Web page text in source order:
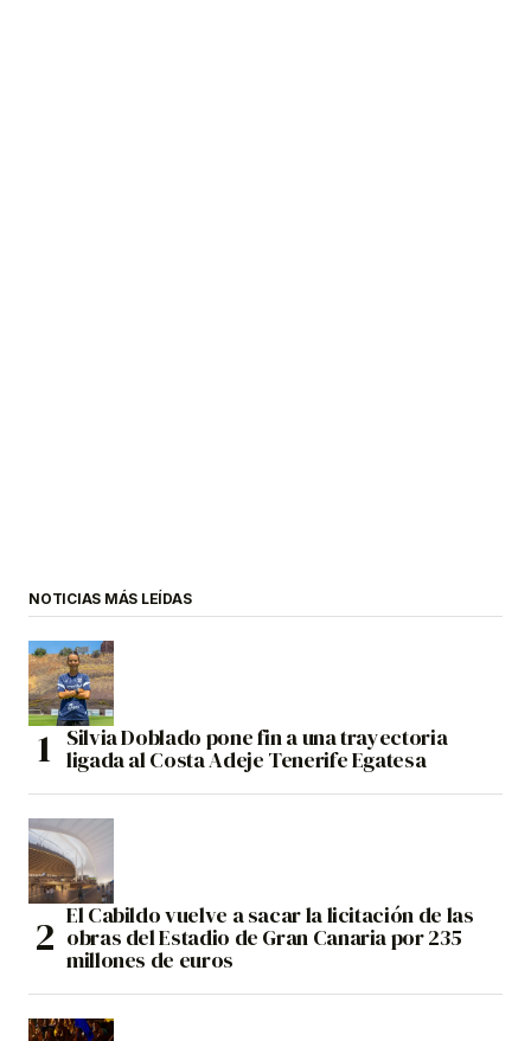
NOTICIAS MÁS LEÍDAS
Silvia Doblado pone fin a una trayectoria
ligada al Costa Adeje Tenerife Egatesa
El Cabildo vuelve a sacar la licitación de las
obras del Estadio de Gran Canaria por 235
millones de euros